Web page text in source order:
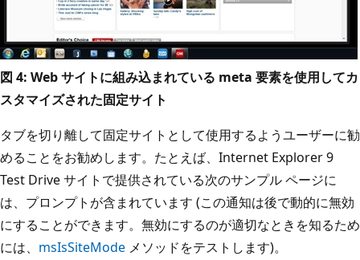
図 4: Web サイトに組み込まれている meta 要素を使用してカ
スタマイズされた固定サイト
タブを切り離して固定サイトとして使用するようユーザーに勧
めることをお勧めします。たとえば、Internet Explorer 9
Test Drive サイトで提供されている次のサンプル ページに
は、プロンプトが含まれています (この通知は後で動的に無効
にすることができます。無効にするのが適切なときを知るため
には、 msIsSiteMode メソッドをテストします)。